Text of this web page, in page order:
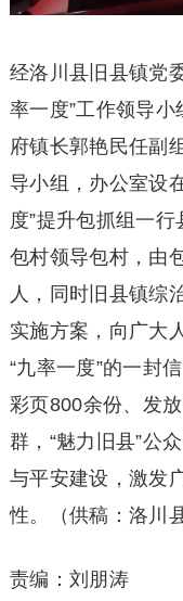
经洛川县旧县镇党
率一度”工作领导
府镇长郭艳民任副
导小组，办公室设
度”提升包抓组一
包村领导包村，由
人，同时旧县镇综
实施方案，向广大
“九率一度”的一封
彩页800余份、发
群，“魅力旧县”公
与平安建设，激发
性。（供稿：洛川
责编：刘朋涛